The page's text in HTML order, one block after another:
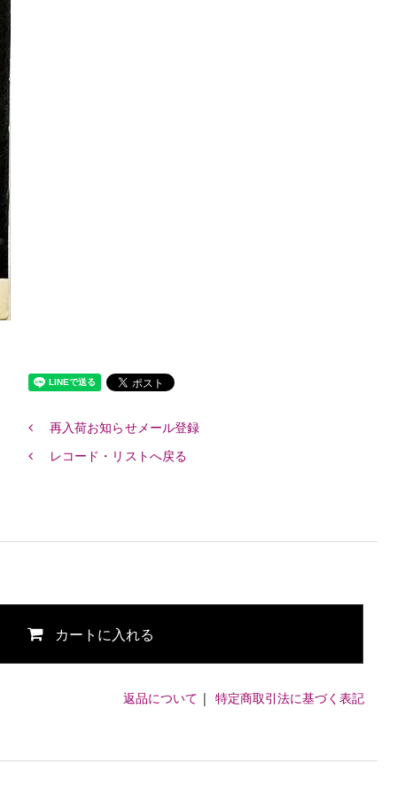
再入荷お知らせメール登録
レコード・リストへ戻る
カートに入れる
返品について | 特定商取引法に基づく表記